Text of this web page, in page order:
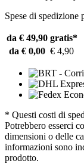
Spese di spedizione
da € 49,90 gratis*
da € 0,00 € 4,90
* Questi costi di
Potrebbero esserci
dimensioni o delle
informazioni sono
prodotto.